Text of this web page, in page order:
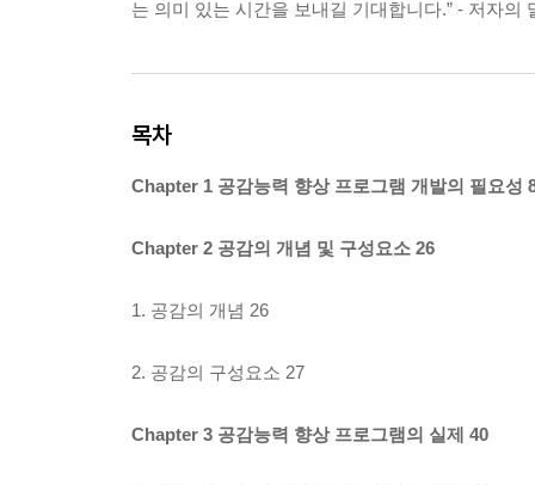
는 의미 있는 시간을 보내길 기대합니다.” - 저자의
목차
Chapter 1 공감능력 향상 프로그램 개발의 필요성
Chapter 2 공감의 개념 및 구성요소 26
1. 공감의 개념 26
2. 공감의 구성요소 27
Chapter 3 공감능력 향상 프로그램의 실제 40